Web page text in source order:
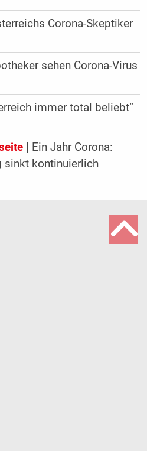
Corona-Skeptiker
sehen Corona-Virus
immer total beliebt“
| Ein Jahr Corona:
sinkt kontinuierlich